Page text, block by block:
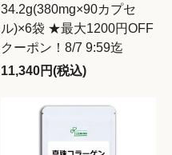
34.2g(380mg×90カプセ
ル)×6袋 ★最大1200円OFF
クーポン！8/7 9:59迄
11,340円(税込)